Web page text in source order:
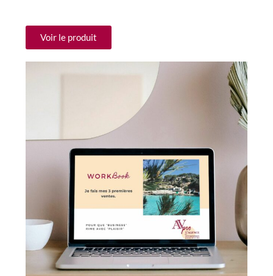
Voir le produit